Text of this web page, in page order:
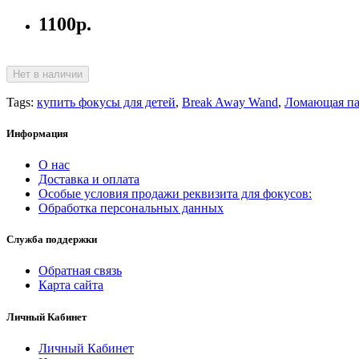
1100р.
Нет в наличии
Tags: купить фокусы для детей, Break Away Wand, Ломающая
Информация
О нас
Доставка и оплата
Особые условия продажи реквизита для фокусов:
Oбработка персональных данных
Служба поддержки
Обратная связь
Карта сайта
Личный Кабинет
Личный Кабинет